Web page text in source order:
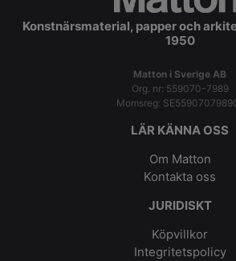
Konstnärsmaterial, papper och
1950
Matton i Sverige AB
Org. nr: 559070-7989
Momsreg:
LÄR KÄNNA OSS
Om Matton
Kontakta oss
JURIDISKT
Köpvillkor
Integritetspolicy